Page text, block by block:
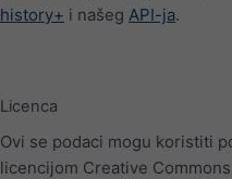
history+ i našeg API-ja.
Licenca
Ovi se podaci mogu koristiti
licencijom Creative Commons